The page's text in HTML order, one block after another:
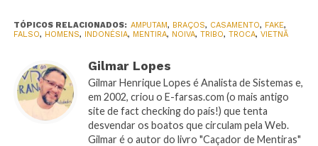
TÓPICOS RELACIONADOS: AMPUTAM, BRAÇOS, CASAMENTO, FAKE,
FALSO, HOMENS, INDONÉSIA, MENTIRA, NOIVA, TRIBO, TROCA, VIETNÃ
Gilmar Lopes
Gilmar Henrique Lopes é Analista de Sistemas e,
em 2002, criou o E-farsas.com (o mais antigo
site de fact checking do país!) que tenta
desvendar os boatos que circulam pela Web.
Gilmar é o autor do livro "Caçador de Mentiras"